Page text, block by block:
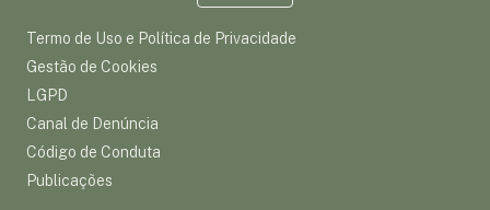
Termo de Uso e Política de Privacidade
Gestão de Cookies
LGPD
Canal de Denúncia
Código de Conduta
Publicações